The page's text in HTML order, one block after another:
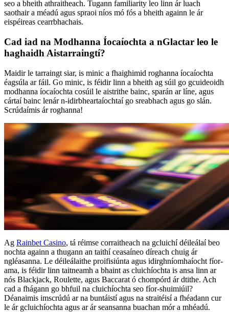
seo a bheith athraitheach. Tugann familiarity leo linn ár luach
saothair a méadú agus spraoi níos mó fós a bheith againn le ár
eispéireas cearrbhachais.
Cad iad na Modhanna Íocaíochta a nGlactar leo le
haghaidh Aistarraingtí?
Maidir le tarraingt siar, is minic a fhaighimid roghanna íocaíochta
éagsúla ar fáil. Go minic, is féidir linn a bheith ag súil go gcuideoidh
modhanna íocaíochta cosúil le aistrithe bainc, sparán ar líne, agus
cártaí bainc lenár n-idirbheartaíochtaí go sreabhach agus go slán.
Scrúdaímis ár roghanna!
Ag Rainbet Casino, tá réimse corraitheach na gcluichí déileálaí beo
nochta againn a thugann an taithí ceasaíneo díreach chuig ár
ngléasanna. Le déileálaithe proifisiúnta agus idirghníomhaíocht fíor-
ama, is féidir linn taitneamh a bhaint as cluichíochta is ansa linn ar
nós Blackjack, Roulette, agus Baccarat ó chompórd ár dtithe. Ach
cad a fhágann go bhfuil na cluichíochta seo fíor-shuimiúil?
Déanaimis imscrúdú ar na buntáistí agus na straitéisí a fhéadann cur
le ár gcluichíochta agus ar ár seansanna buachan mór a mhéadú.